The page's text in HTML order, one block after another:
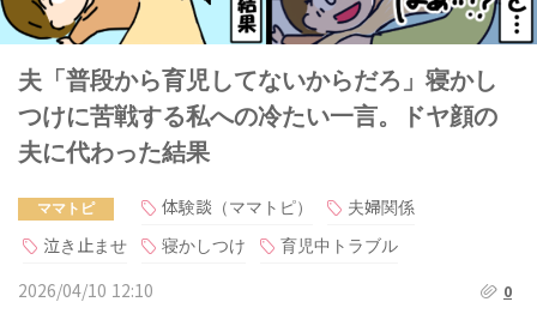
夫「普段から育児してないからだろ」寝かし
つけに苦戦する私への冷たい一言。ドヤ顔の
夫に代わった結果
ママトピ 体験談（ママトピ）
夫婦関係
泣き止ませ
寝かしつけ 育児中トラブル
2026/04/10 12:10 0